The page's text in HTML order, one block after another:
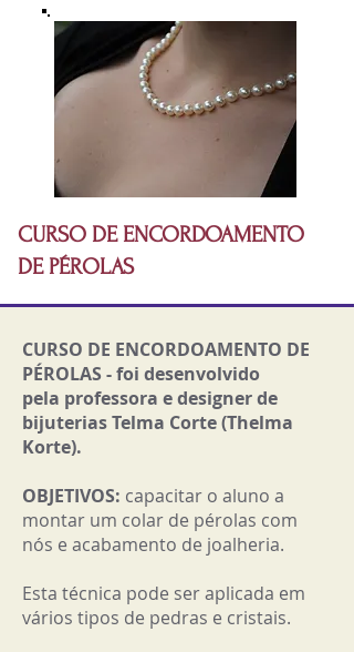
CURSO DE ENCORDOAMENTO
DE PÉROLAS
CURSO DE ENCORDOAMENTO DE
PÉROLAS - foi desenvolvido
pela professora e designer de
bijuterias Telma Corte (Thelma
Korte).
OBJETIVOS: capacitar o aluno a
montar um colar de pérolas com
nós e acabamento de joalheria.
Esta técnica pode ser aplicada em
vários tipos de pedras e cristais.